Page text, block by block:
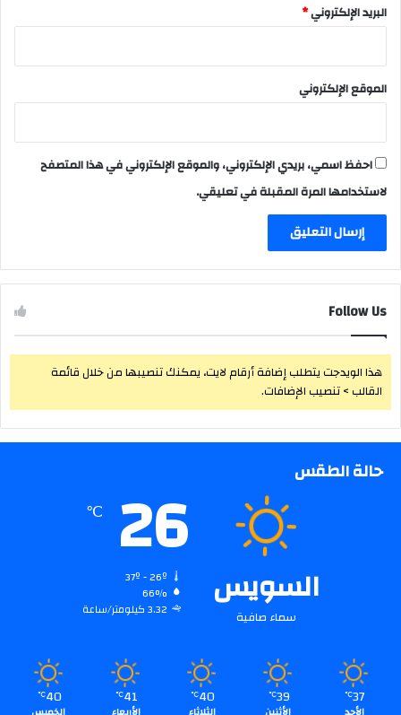
البريد الإلكتروني*
الموقع الإلكتروني
احفظ اسمي، بريدي الإلكتروني، والموقع الإلكتروني في هذا المتصفح
لاستخدامها المرة المقبلة في تعليقي.
Follow Us
هذا الويدجت يتطلب إضافة أرقام لايت، يمكنك تنصيبها من خلال قائمة
القالب > تنصيب الإضافات.
حالة الطقس
السويس
سماء صافية
26
℃
66%
3.32 كيلومتر/ساعة
37
℃
الأحد
39
℃
الأثنين
40
℃
الثلاثاء
41
℃
الأربعاء
40
℃
الخميس